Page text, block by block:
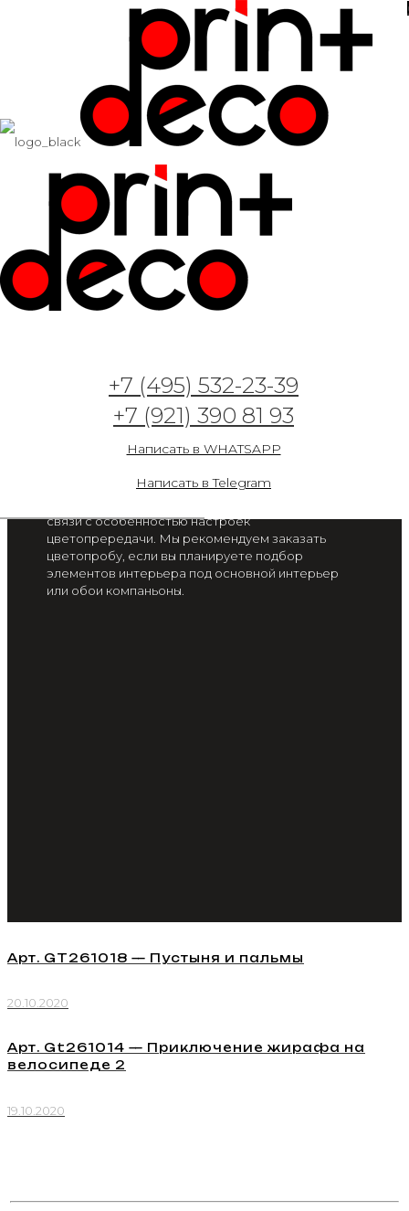
+7 (495) 532-23-39
+7 (921) 390 81 93
Написать в WHATSAPP
Написать в Telegram
Арт. GT261017 —
Пустыня и оазис
от 2 300 руб. / м2
Цвет на экране вашего смартфона или монитора
связи с особенностью настроек
цветопрередачи. Мы рекомендуем заказать
цветопробу, если вы планируете подбор
элементов интерьера под основной интерьер
или обои компаньоны.
Арт. GT261018 — Пустыня и пальмы
20.10.2020
Арт. Gt261014 — Приключение жирафа на
велосипеде 2
19.10.2020